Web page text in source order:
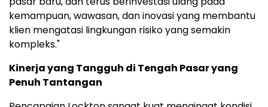
kemampuan, wawasan, dan inovasi yang membantu
klien mengatasi lingkungan risiko yang semakin
kompleks."
Kinerja yang Tangguh di Tengah Pasar yang
Penuh Tantangan